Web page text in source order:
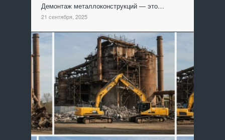
Демонтаж металлоконструкций — это…
21 сентября, 2025